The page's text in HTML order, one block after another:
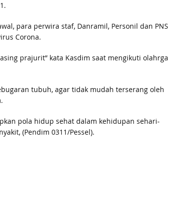
para perwira staf, Danramil, Personil dan PNS
Corona.
prajurit” kata Kasdim saat mengikuti olahrga
tubuh, agar tidak mudah terserang oleh
pola hidup sehat dalam kehidupan sehari-
(Pendim 0311/Pessel).